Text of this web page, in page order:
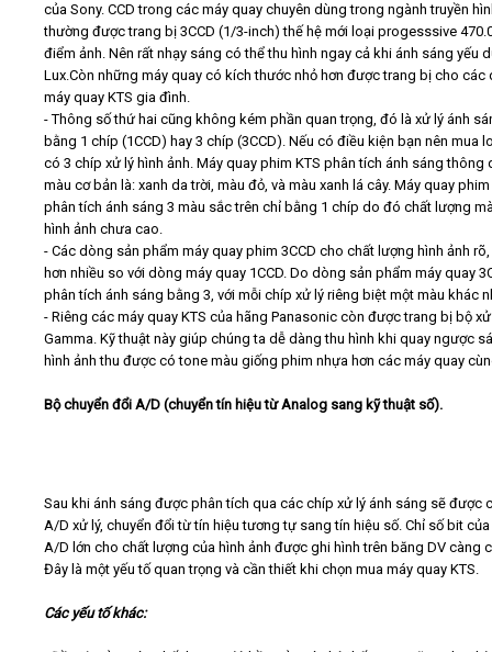
của Sony. CCD trong các máy quay chuyên dùng trong ngành truyền
thường được trang bị 3CCD (1/3-inch) thế hệ mới loại progesssive
điểm ảnh. Nên rất nhạy sáng có thể thu hình ngay cả khi ánh sáng yếu
Lux.Còn những máy quay có kích thước nhỏ hơn được trang bị cho các
máy quay KTS gia đình.
- Thông số thứ hai cũng không kém phần quan trọng, đó là xử lý ánh
bằng 1 chíp (1CCD) hay 3 chíp (3CCD). Nếu có điều kiện bạn nên mua
có 3 chíp xử lý hình ảnh. Máy quay phim KTS phân tích ánh sáng thông
màu cơ bản là: xanh da trời, màu đỏ, và màu xanh lá cây. Máy quay phim
phân tích ánh sáng 3 màu sắc trên chỉ bằng 1 chíp do đó chất lượng
hình ảnh chưa cao.
- Các dòng sản phẩm máy quay phim 3CCD cho chất lượng hình ảnh
hơn nhiều so với dòng máy quay 1CCD. Do dòng sản phẩm máy quay
phân tích ánh sáng bằng 3, với mỗi chíp xử lý riêng biệt một màu khác
- Riêng các máy quay KTS của hãng Panasonic còn được trang bị bộ xử
Gamma. Kỹ thuật này giúp chúng ta dễ dàng thu hình khi quay ngược
hình ảnh thu được có tone màu giống phim nhựa hơn các máy quay
Bộ chuyển đổi A/D (chuyển tín hiệu từ Analog sang kỹ thuật số).
Sau khi ánh sáng được phân tích qua các chíp xử lý ánh sáng sẽ được
A/D xử lý, chuyển đổi từ tín hiệu tương tự sang tín hiệu số. Chỉ số bit
A/D lớn cho chất lượng của hình ảnh được ghi hình trên băng DV càng
Đây là một yếu tố quan trọng và cần thiết khi chọn mua máy quay KTS.
Các yếu tố khác: